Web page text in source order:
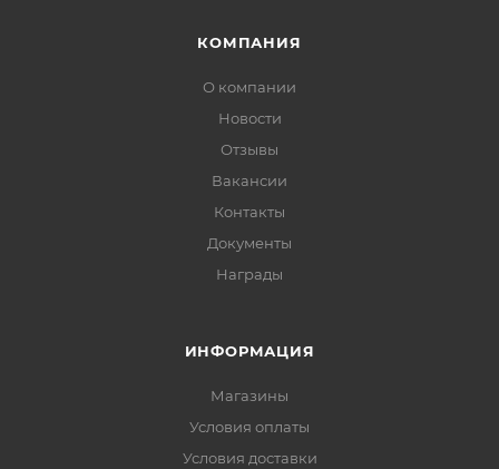
КОМПАНИЯ
О компании
Новости
Отзывы
Вакансии
Контакты
Документы
Награды
ИНФОРМАЦИЯ
Магазины
Условия оплаты
Условия доставки